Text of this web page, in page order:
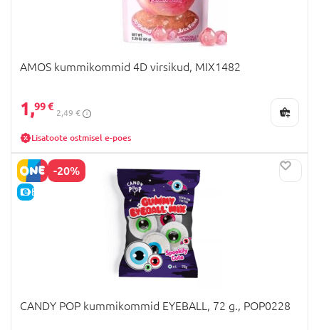
AMOS kummikommid 4D virsikud, MIX1482
1,99 €
2,49 €
Lisatoote ostmisel e-poes
-20%
E-HIND
CANDY POP kummikommid EYEBALL, 72 g., POP0228